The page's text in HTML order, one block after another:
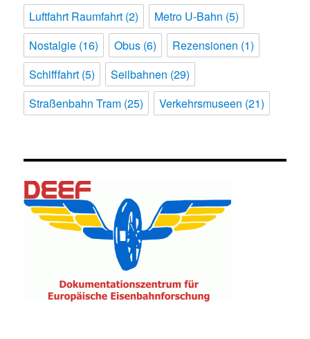
Luftfahrt Raumfahrt (2) Metro U-Bahn (5)
Nostalgie (16) Obus (6) Rezensionen (1)
Schifffahrt (5) Seilbahnen (29)
Straßenbahn Tram (25) Verkehrsmuseen (21)